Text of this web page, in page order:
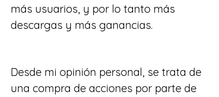
más usuarios, y por lo tanto más
descargas y más ganancias.
Desde mi opinión personal, se trata de
una compra de acciones por parte de